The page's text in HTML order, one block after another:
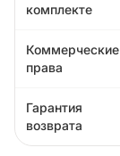
комплекте
Коммерческие
права
Гарантия
возврата